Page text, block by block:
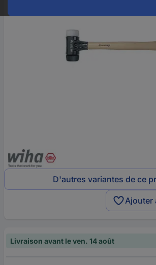
D'autres variantes de ce
Ajouter
Livraison avant le ven. 14 août